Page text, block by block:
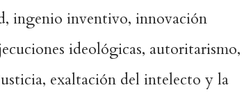
ingenio inventivo, innovación
ideológicas, autoritarismo,
exaltación del intelecto y la